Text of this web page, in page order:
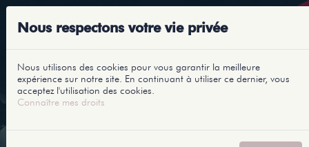
Nous respectons votre vie privée
Nous utilisons des cookies pour vous garantir la meilleure
expérience sur notre site. En continuant à utiliser ce dernier, vous
acceptez l'utilisation des cookies.
Connaître mes droits